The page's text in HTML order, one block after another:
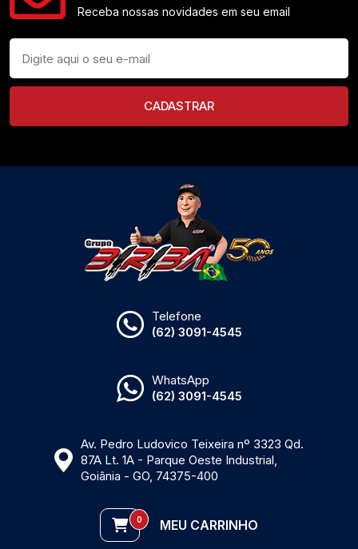
Receba nossas novidades em seu email
CADASTRAR
Telefone
(62) 3091-4545
WhatsApp
(62) 3091-4545
Av. Pedro Ludovico Teixeira nº 3323 Qd.
87A Lt. 1A - Parque Oeste Industrial,
Goiânia - GO, 74375-400
0 MEU CARRINHO